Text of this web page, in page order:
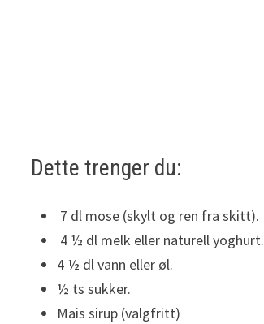
Dette trenger du:
7 dl mose (skylt og ren fra skitt).
4 ½ dl melk eller naturell yoghurt.
4 ½ dl vann eller øl.
½ ts sukker.
Mais sirup (valgfritt)